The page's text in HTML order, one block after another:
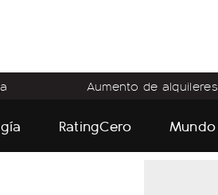
Aumento de alquileres
RatingCero Mundo